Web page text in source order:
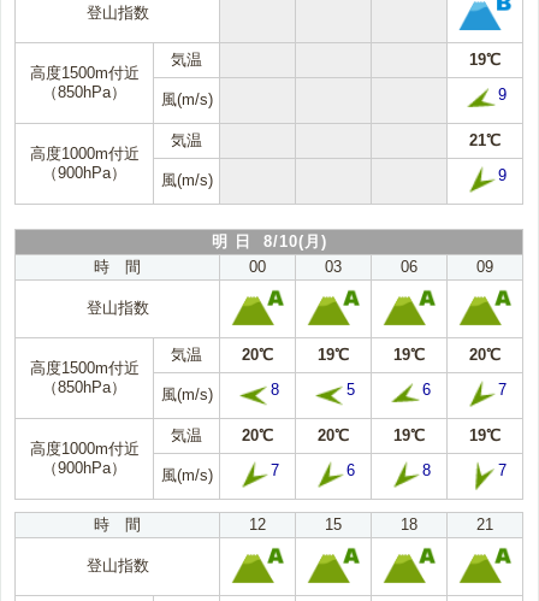
登山指数
高度1500m付近
（850hPa）
気温 19℃
風(m/s) 9
高度1000m付近
（900hPa）
気温 21℃
風(m/s) 9
明 日 8/10(月)
時 間
00 03 06 09
登山指数
高度1500m付近
（850hPa）
気温 20℃ 19℃ 19℃ 20℃
風(m/s) 8 5 6 7
高度1000m付近
（900hPa）
気温 20℃ 20℃ 19℃ 19℃
風(m/s) 7 6 8 7
時 間 12 15 18 21
登山指数